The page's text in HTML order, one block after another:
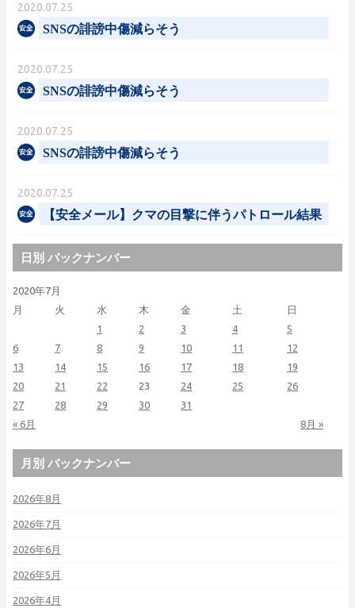
2020.07.25
SNSの誹謗中傷減らそう
2020.07.25
SNSの誹謗中傷減らそう
2020.07.25
SNSの誹謗中傷減らそう
2020.07.25
【安全メール】クマの目撃に伴うパトロール結果
日別 バックナンバー
2020年7月
月
火 水 木 金 土 日
« 6月 8月 »
1 2 3 4
5
6
7 8 9 10 11
12
13
14 15 16 17 18
19
20
21 22 23 24 25
26
27
28 29 30 31
月別 バックナンバー
2026年8月
2026年7月
2026年6月
2026年5月
2026年4月